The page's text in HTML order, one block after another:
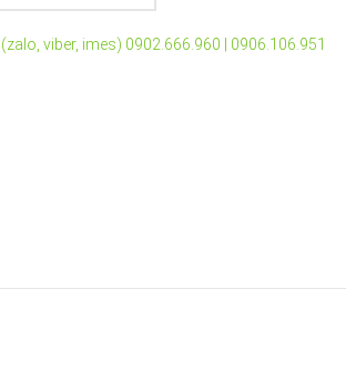
viber, imes) 0902.666.960 | 0906.106.951